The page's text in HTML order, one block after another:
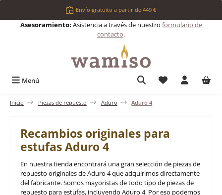
Saltar al contenido principalEnvío gratuito a partir de 449 €
Asesoramiento: Asistencia a través de nuestro formulario de
contacto.
Menú Tienes 0
Inicio Piezas de repuesto Aduro Aduro 4
Recambios originales para
estufas Aduro 4
En nuestra tienda encontrará una gran selección de piezas de
repuesto originales de Aduro 4 que adquirimos directamente
del fabricante. Somos mayoristas de todo tipo de piezas de
repuesto para estufas, incluyendo Aduro 4. Por eso podemos